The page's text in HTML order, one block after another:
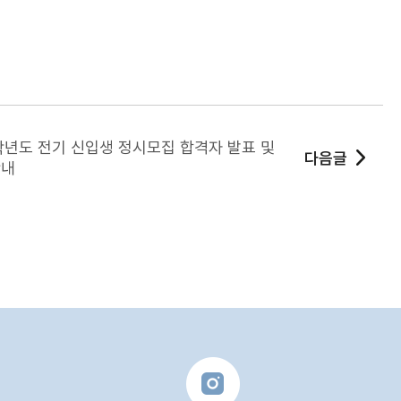
도 전기 신입생 정시모집 합격자 발표 및
다음글